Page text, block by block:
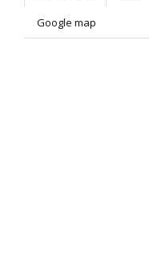
Google map